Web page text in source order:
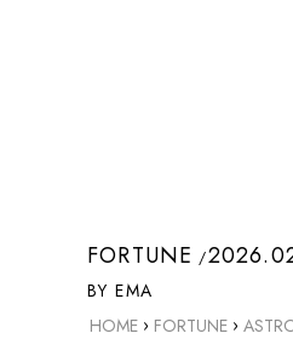
FORTUNE
BY EMA
HOME › FORTUNE ›